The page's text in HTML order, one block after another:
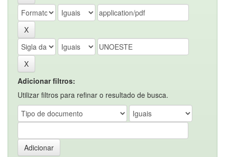
Adicionar filtros:
Utilizar filtros para refinar o resultado de busca.